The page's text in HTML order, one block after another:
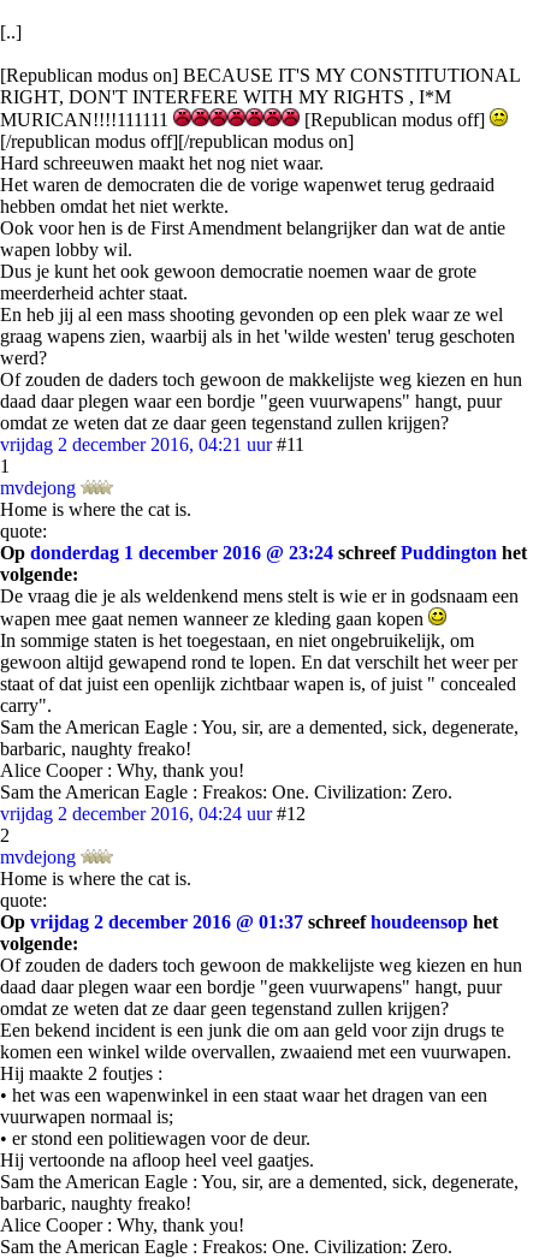
[..]
[Republican modus on] BECAUSE IT'S MY CONSTITUTIONAL
RIGHT, DON'T INTERFERE WITH MY RIGHTS , I*M
MURICAN!!!!111111
[Republican modus off]
[/republican modus off][/republican modus on]
Hard schreeuwen maakt het nog niet waar.
Het waren de democraten die de vorige wapenwet terug gedraaid
hebben omdat het niet werkte.
Ook voor hen is de First Amendment belangrijker dan wat de antie
wapen lobby wil.
Dus je kunt het ook gewoon democratie noemen waar de grote
meerderheid achter staat.
En heb jij al een mass shooting gevonden op een plek waar ze wel
graag wapens zien, waarbij als in het 'wilde westen' terug geschoten
werd?
Of zouden de daders toch gewoon de makkelijste weg kiezen en hun
daad daar plegen waar een bordje "geen vuurwapens" hangt, puur
omdat ze weten dat ze daar geen tegenstand zullen krijgen?
vrijdag 2 december 2016, 04:21 uur #11
1
mvdejong
Home is where the cat is.
quote:
Op donderdag 1 december 2016 @ 23:24 schreefPuddington het
volgende:
De vraag die je als weldenkend mens stelt is wie er in godsnaam een
wapen mee gaat nemen wanneer ze kleding gaan kopen
In sommige staten is het toegestaan, en niet ongebruikelijk, om
gewoon altijd gewapend rond te lopen. En dat verschilt het weer per
staat of dat juist een openlijk zichtbaar wapen is, of juist " concealed
carry".
Sam the American Eagle : You, sir, are a demented, sick, degenerate,
barbaric, naughty freako!
Alice Cooper : Why, thank you!
Sam the American Eagle : Freakos: One. Civilization: Zero.
vrijdag 2 december 2016, 04:24 uur #12
2
mvdejong
Home is where the cat is.
quote:
Op vrijdag 2 december 2016 @ 01:37 schreefhoudeensop het
volgende:
Of zouden de daders toch gewoon de makkelijste weg kiezen en hun
daad daar plegen waar een bordje "geen vuurwapens" hangt, puur
omdat ze weten dat ze daar geen tegenstand zullen krijgen?
Een bekend incident is een junk die om aan geld voor zijn drugs te
komen een winkel wilde overvallen, zwaaiend met een vuurwapen.
Hij maakte 2 foutjes :
• het was een wapenwinkel in een staat waar het dragen van een
vuurwapen normaal is;
• er stond een politiewagen voor de deur.
Hij vertoonde na afloop heel veel gaatjes.
Sam the American Eagle : You, sir, are a demented, sick, degenerate,
barbaric, naughty freako!
Alice Cooper : Why, thank you!
Sam the American Eagle : Freakos: One. Civilization: Zero.